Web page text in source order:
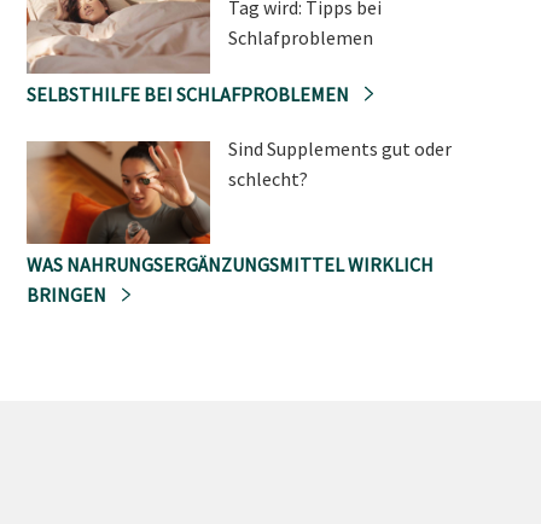
Tag wird: Tipps bei
Schlafproblemen
SELBSTHILFE BEI SCHLAFPROBLEMEN
Sind Supplements gut oder
schlecht?
WAS NAHRUNGSERGÄNZUNGSMITTEL WIRKLICH
BRINGEN